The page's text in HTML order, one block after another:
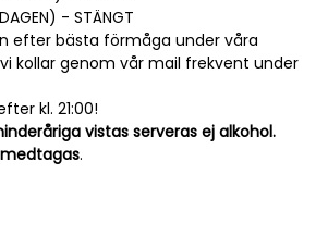
- STÄNGT
efter bästa förmåga under våra
kollar genom vår mail frekvent under
kl. 21:00!
vistas serveras ej alkohol.
.